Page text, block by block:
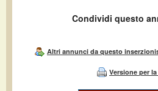
Condividi questo
Altri annunci da questo
Versione per